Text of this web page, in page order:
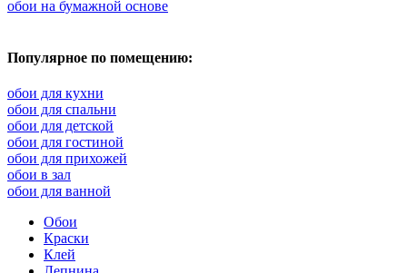
обои на бумажной основе
Популярное по помещению:
обои для кухни
обои для спальни
обои для детской
обои для гостиной
обои для прихожей
обои в зал
обои для ванной
Обои
Краски
Клей